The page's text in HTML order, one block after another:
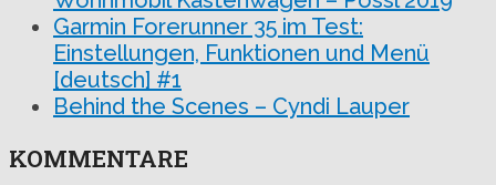
Garmin Forerunner 35 im Test:
Einstellungen, Funktionen und Menü
[deutsch] #1
Behind the Scenes – Cyndi Lauper
KOMMENTARE